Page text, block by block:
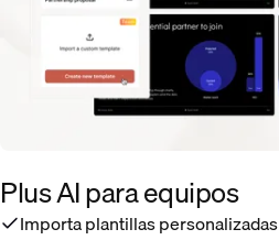
Plus AI para equipos
Importa plantillas personalizadas